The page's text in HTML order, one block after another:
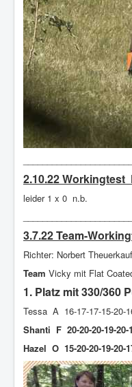
2.10.22 Workingtest
leider 1 x 0 n.b.
3.7.22 Team-
Richter: Norbert
Team Vicky mit Flat
1. Platz mit 330/360
Tessa A 16-17-17-15-20-
Shanti F 20-20-20-19-20-
Hazel O 15-20-20-19-20-